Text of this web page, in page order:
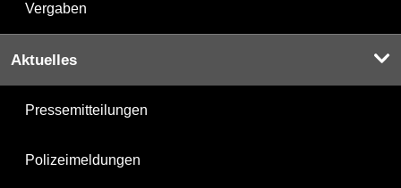
Vergaben
Aktuelles
Pressemitteilungen
Polizeimeldungen